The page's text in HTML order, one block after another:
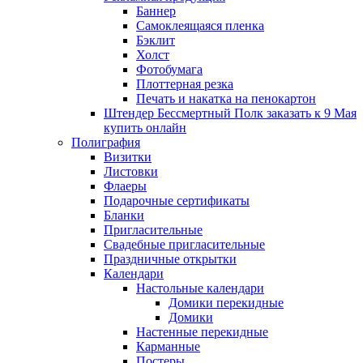
Баннер
Самоклеящаяся пленка
Бэклит
Холст
Фотобумага
Плоттерная резка
Печать и накатка на пенокартон
Штендер Бессмертный Полк заказать к 9 Мая
купить онлайн
Полиграфия
Визитки
Листовки
Флаеры
Подарочные сертификаты
Бланки
Пригласительные
Свадебные пригласительные
Праздничные открытки
Календари
Настольные календари
Домики перекидные
Домики
Настенные перекидные
Карманные